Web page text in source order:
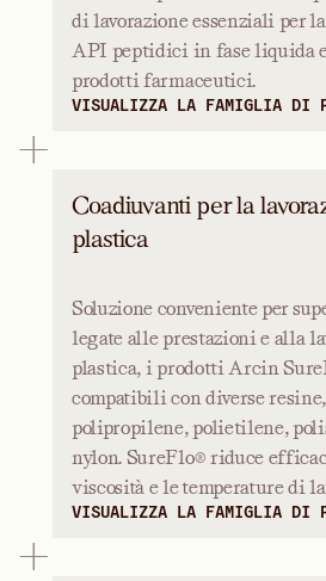
di lavorazione essenziali per
API peptidici in fase liquida e
prodotti farmaceutici.
VISUALIZZA LA FAMIGLIA DI
Coadiuvanti per la
plastica
Soluzione conveniente per
legate alle prestazioni e alla
plastica, i prodotti Arcin
compatibili con diverse
polipropilene, polietilene,
nylon. SureFlo® riduce
viscosità e le temperature di
VISUALIZZA LA FAMIGLIA DI